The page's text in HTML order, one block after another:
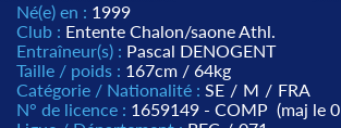
Né(e) en : 1999
Club : Entente Chalon/saone Athl.
Entraîneur(s) : Pascal DENOGENT
Taille / poids : 167cm / 64kg
Catégorie / Nationalité : SE / M / FRA
N° de licence : 1659149 - COMP (maj le